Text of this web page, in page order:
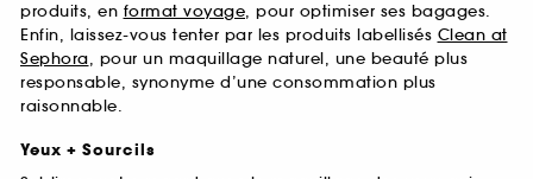
produits, en format voyage, pour optimiser ses bagages.
Enfin, laissez-vous tenter par les produits labellisés Clean at
Sephora, pour un maquillage naturel, une beauté plus
responsable, synonyme d’une consommation plus
raisonnable.
Yeux + Sourcils